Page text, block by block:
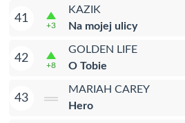
41
+3
KAZIK
Na mojej ulicy
42
+8
GOLDEN LIFE
O Tobie
43
MARIAH CAREY
Hero